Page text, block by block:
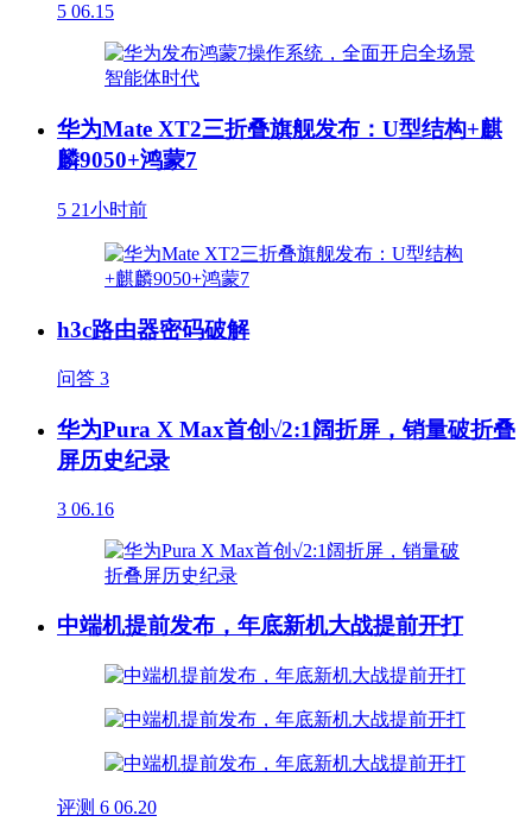
5 06.15
华为Mate XT2三折叠旗舰发布：U型结构+麒
麟9050+鸿蒙7
5 21小时前
h3c路由器密码破解
问答 3
华为Pura X Max首创√2:1阔折屏，销量破折叠
屏历史纪录
3 06.16
中端机提前发布，年底新机大战提前开打
评测 6 06.20